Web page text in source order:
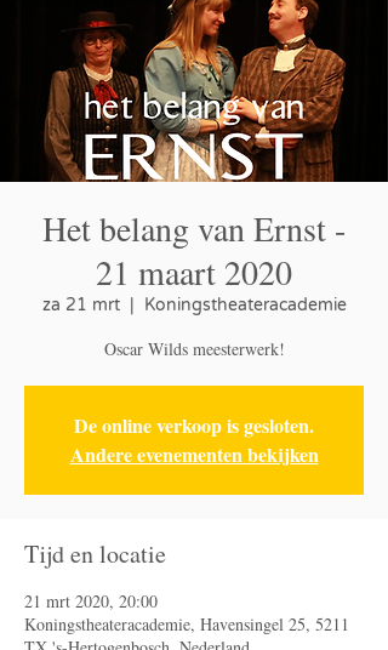
Het belang van Ernst -
21 maart 2020
za 21 mrt
  |
Koningstheateracademie
Oscar Wilds meesterwerk!
De online verkoop is gesloten.
Andere evenementen bekijken
Tijd en locatie
21 mrt 2020, 20:00
Koningstheateracademie, Havensingel 25, 5211